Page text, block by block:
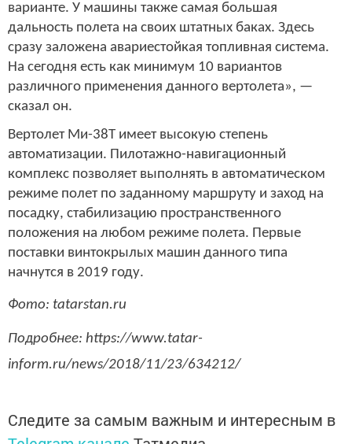
варианте. У машины также самая большая
дальность полета на своих штатных баках. Здесь
сразу заложена авариестойкая топливная система.
На сегодня есть как минимум 10 вариантов
различного применения данного вертолета», —
сказал он.
Вертолет Ми-38Т имеет высокую степень
автоматизации. Пилотажно-навигационный
комплекс позволяет выполнять в автоматическом
режиме полет по заданному маршруту и заход на
посадку, стабилизацию пространственного
положения на любом режиме полета. Первые
поставки винтокрылых машин данного типа
начнутся в 2019 году.
Фото: tatarstan.ru
Подробнее: https://www.tatar-
inform.ru/news/2018/11/23/634212/
Следите за самым важным и интересным в